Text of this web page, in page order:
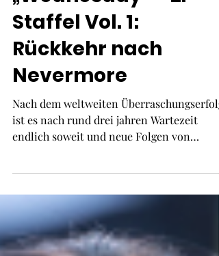
6. Aug. 2025 8 Min. Lesezeit
Kritik zu
„Wednesday“ – 2.
Staffel Vol. 1:
Rückkehr nach
Nevermore
Nach dem weltweiten Überraschungserfolg
ist es nach rund drei jahren Wartezeit
endlich soweit und neue Folgen von
„Wednesday“ starten auf Netflix. Doch